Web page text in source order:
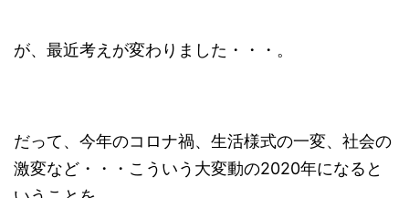
が、最近考えが変わりました・・・。
だって、今年のコロナ禍、生活様式の一変、社会の
激変など・・・こういう大変動の2020年になると